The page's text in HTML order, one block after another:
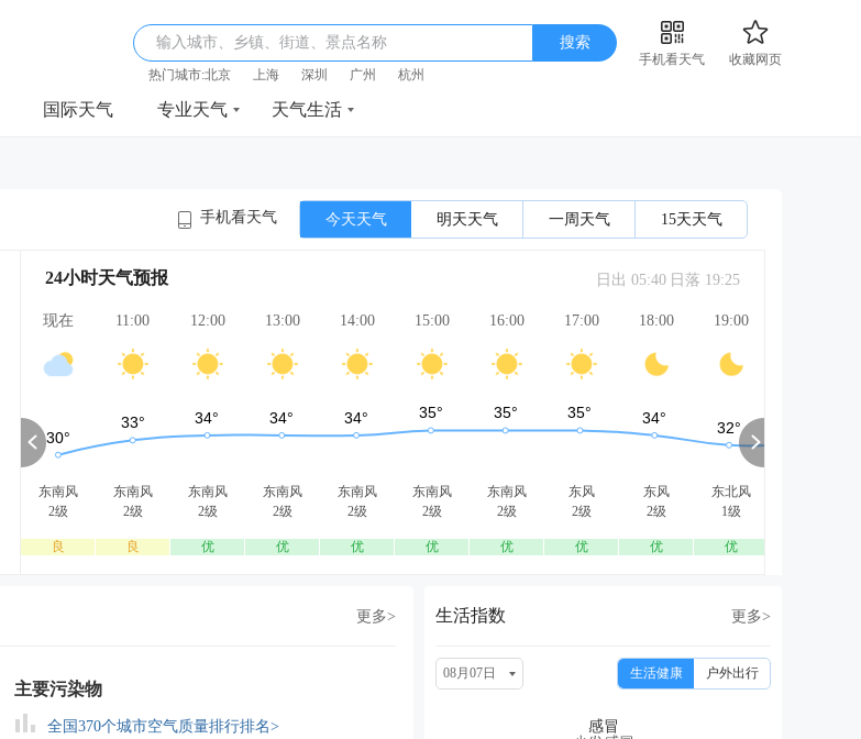
输入城市、乡镇、街道、景点名称 搜索
手机看天气
收藏网页
热门城市:北京 上海 深圳 广州 杭州
国际天气 专业天气 天气生活
手机看天气 今天天气 明天天气 一周天气 15天天气
24小时天气预报 日出 05:40 日落 19:25
现在
东南风
2级
良
11:00
东南风
2级
良
12:00
东南风
2级
优
13:00
东南风
2级
优
14:00
东南风
2级
优
15:00
东南风
2级
优
16:00
东南风
2级
优
17:00
东风
2级
优
18:00
东风
2级
优
19:00
东北风
1级
优
更多>
主要污染物
全国370个城市空气质量排行排名>
生活指数 更多>
08月07日 生活健康 户外出行